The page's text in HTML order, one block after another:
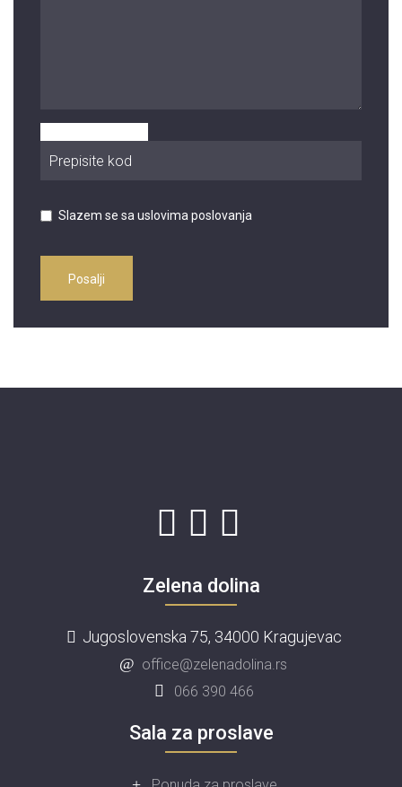
Slazem se sa uslovima poslovanja
Posalji
Zelena dolina
Jugoslovenska 75, 34000 Kragujevac
office@zelenadolina.rs
066 390 466
Sala za proslave